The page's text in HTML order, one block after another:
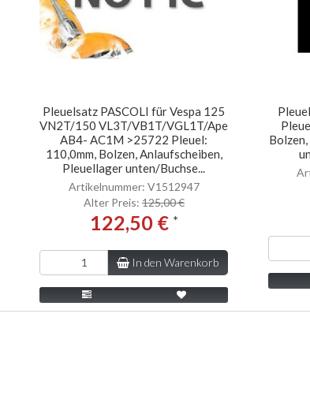
Pleuelsatz PASCOLI für Vespa 125
VN2T/150 VL3T/VB1T/VGL1T/Ape
AB4- AC1M >25722 Pleuel:
110,0mm, Bolzen, Anlaufscheiben,
Pleuellager unten/Buchse...
Artikelnummer: V1512947
Alter Preis: 125,00 €
122,50 € *
In den Warenkorb